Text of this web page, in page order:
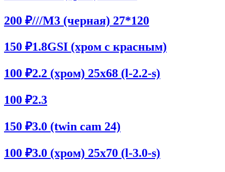
200 ₽///M3 (черная) 27*120
150 ₽1.8GSI (хром с красным)
100 ₽2.2 (хром) 25x68 (l-2.2-s)
100 ₽2.3
150 ₽3.0 (twin cam 24)
100 ₽3.0 (хром) 25x70 (l-3.0-s)